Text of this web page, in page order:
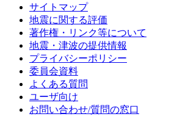
サイトマップ
地震に関する評価
著作権・リンク等について
地震・津波の提供情報
プライバシーポリシー
委員会資料
よくある質問
ユーザ向け
お問い合わせ/質問の窓口